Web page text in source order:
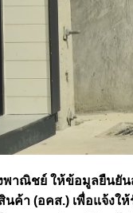
าณิชย์ ให้ข้อมูลยืนยัน
นค้า (อคส.) เพื่อแจ้ง